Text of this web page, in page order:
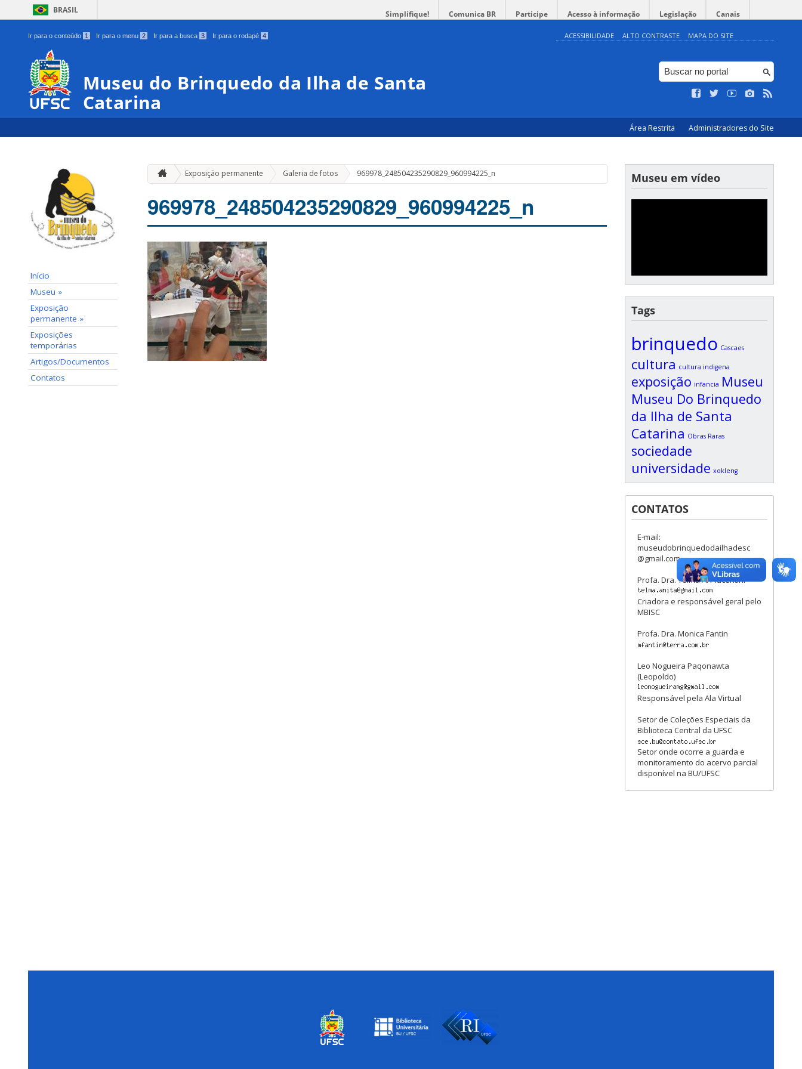
BRASIL Simplifique! Comunica BR Participe Acesso à informação Legislação Canais
Ir para o conteúdo 1 Ir para o menu 2 Ir para a busca 3 Ir para o rodapé 4 ACESSIBILIDADE ALTO CONTRASTE MAPA DO SITE
Museu do Brinquedo da Ilha de Santa
Catarina
Área Restrita Administradores do Site
Início
Museu »
Exposição
permanente »
Exposições
temporárias
Artigos/Documentos
Contatos
Exposição permanente Galeria de fotos 969978_248504235290829_960994225_n
969978_248504235290829_960994225_n
Museu em vídeo
Tags
brinquedo Cascaes
cultura cultura indigena
exposição infancia Museu
Museu Do Brinquedo
da Ilha de Santa
Catarina Obras Raras
sociedade
universidade xokleng
CONTATOS
E-mail:
museudobrinquedodailhadesc
@gmail.com
Profa. Dra. Telma A. Piacentini
Criadora e responsável geral pelo
MBISC
Profa. Dra. Monica Fantin
Leo Nogueira Paqonawta
(Leopoldo)
Responsável pela Ala Virtual
Setor de Coleções Especiais da
Biblioteca Central da UFSC
Setor onde ocorre a guarda e
monitoramento do acervo parcial
disponível na BU/UFSC